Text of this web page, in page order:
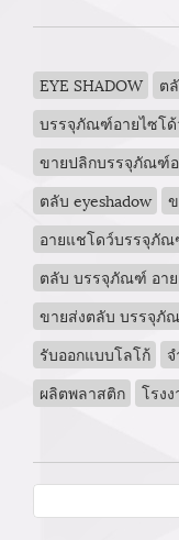
EYE SHADOW ต
บรรจุภัณฑ์อายไซโด้
ขายปลิกบรรจุภัณฑ์
ตลับ eyeshadow
อายแชโดว์บรรจุภั
ตลับ บรรจุภัณฑ์ อา
ขายส่งตลับ บรรจุภั
รับออกแบบโลโก้
ผลิตพลาสติก
โรง